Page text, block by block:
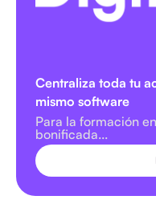
Centraliza toda tu
mismo software
Para la formación
bonificada...